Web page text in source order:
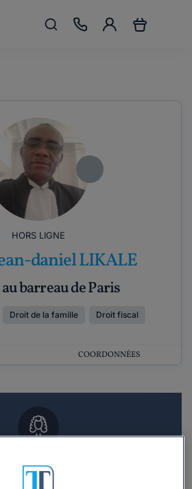
HORS LIGNE
daniel LIKALE
barreau de Paris
Droit de la famille Droit fiscal
COORDONNÉES
un RDV en cabinet avec un
avocat ?